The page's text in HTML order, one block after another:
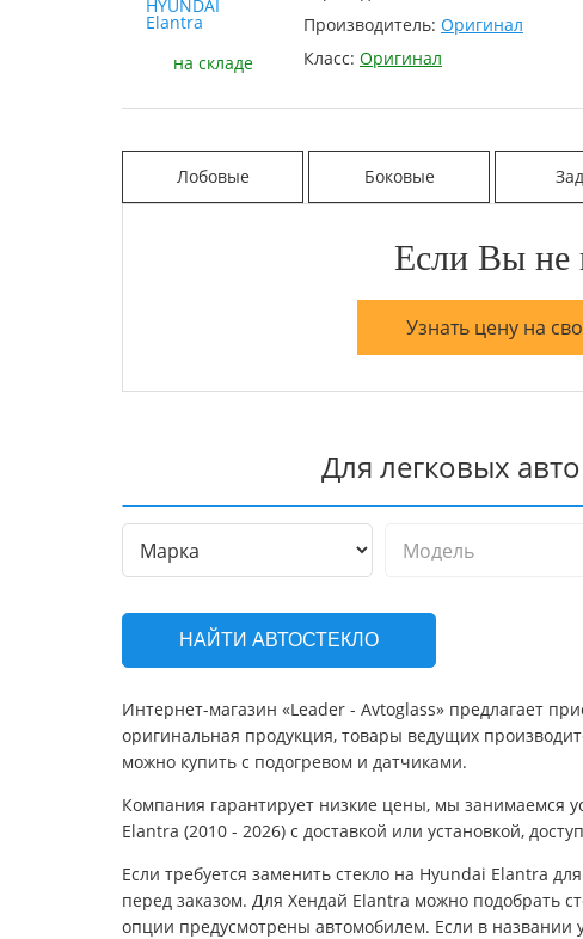
на складе
Производитель: Оригинал
Класс: Оригинал
Лобовые Боковые
Если Вы не
Узнать цену на
Для легковых
НАЙТИ АВТОСТЕКЛО
Интернет-магазин «Leader - Avtoglass» предлагает
оригинальная продукция, товары ведущих
можно купить с подогревом и датчиками.
Компания гарантирует низкие цены, мы занимаемся
Elantra (2010 - 2026) с доставкой или установкой,
Если требуется заменить стекло на Hyundai Elantra
перед заказом. Для Хендай Elantra можно подобрать
опции предусмотрены автомобилем. Если в названии